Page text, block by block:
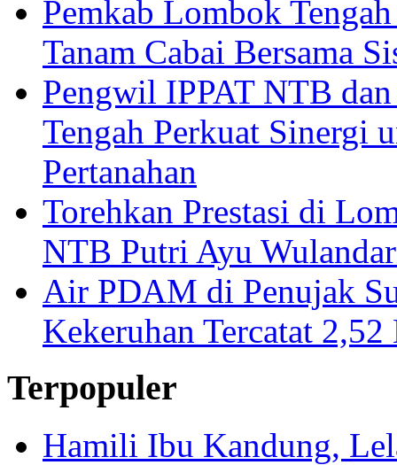
Pemkab Lombok
Tanam Cabai Bersama
Pengwil IPPAT NTB
Tengah Perkuat Sinergi
Pertanahan
Torehkan Prestasi di
NTB Putri Ayu
Air PDAM di Penujak
Kekeruhan Tercatat
Terpopuler
Hamili Ibu Kandung,